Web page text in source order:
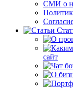
СМИ о
сайт